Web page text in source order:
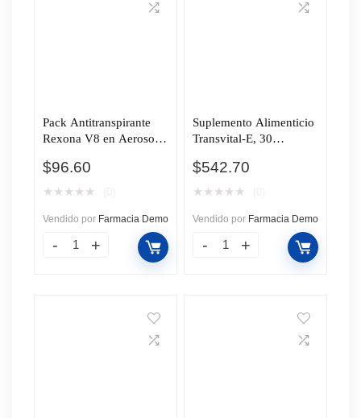
Pack Antitranspirante
Rexona V8 en Aerosol,
$96.60
★ ★ ★ ★ ★
Vendido por Farmacia Demo
Suplemento Alimenticio
Transvital-E, 30
$542.70
★ ★ ★ ★ ★
Vendido por Farmacia Demo